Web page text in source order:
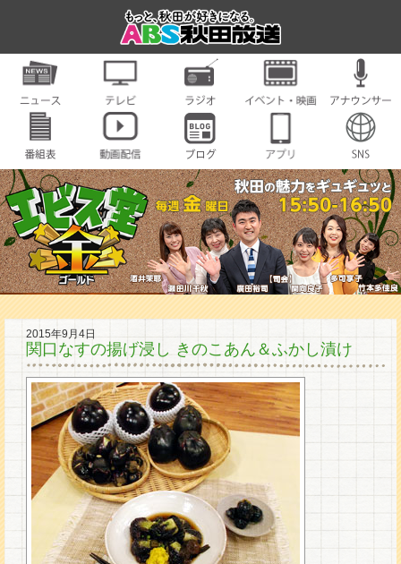
2015年9月4日
関口なすの揚げ浸し きのこあん＆ふかし漬け